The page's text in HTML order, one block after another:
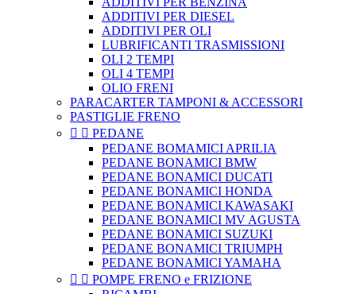
ADDITIVI PER DIESEL
ADDITIVI PER OLI
LUBRIFICANTI TRASMISSIONI
OLI 2 TEMPI
OLI 4 TEMPI
OLIO FRENI
PARACARTER TAMPONI & ACCESSORI
PASTIGLIE FRENO
  PEDANE
PEDANE BOMAMICI APRILIA
PEDANE BONAMICI BMW
PEDANE BONAMICI DUCATI
PEDANE BONAMICI HONDA
PEDANE BONAMICI KAWASAKI
PEDANE BONAMICI MV AGUSTA
PEDANE BONAMICI SUZUKI
PEDANE BONAMICI TRIUMPH
PEDANE BONAMICI YAMAHA
  POMPE FRENO e FRIZIONE